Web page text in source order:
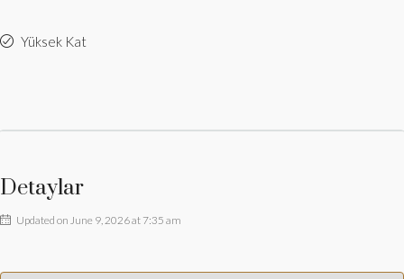
Yüksek Kat
Detaylar
Updated on June 9, 2026 at 7:35 am